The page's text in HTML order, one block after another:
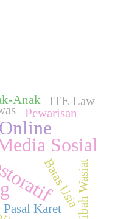
Sosial
Anak
Batas UsiaHibah Wasiat
Pewarisan
Pasal Karet
ITE Law